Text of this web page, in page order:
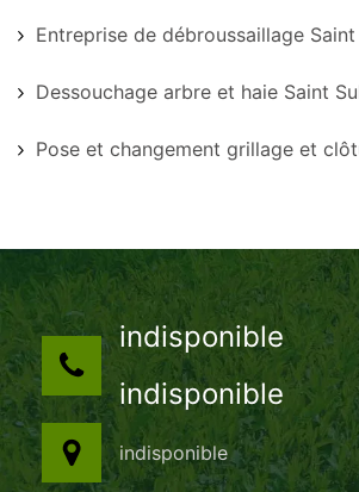
Entreprise de débroussaillage
Dessouchage arbre et haie Saint
Pose et changement grillage et
indisponible
indisponible
indisponible